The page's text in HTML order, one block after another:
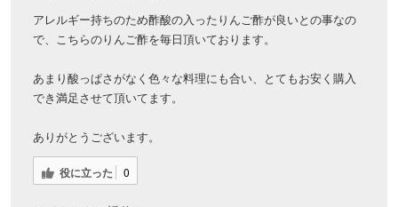
アレルギー持ちのため酢酸の入ったりんご酢が良いとの事なの
で、こちらのりんご酢を毎日頂いております。
あまり酸っぱさがなく色々な料理にも合い、とてもお安く購入
でき満足させて頂いてます。
ありがとうございます。
役に立った 0